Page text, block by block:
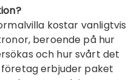
kostar vanligtvis
beroende på hur
och hur svårt det
erbjuder paket